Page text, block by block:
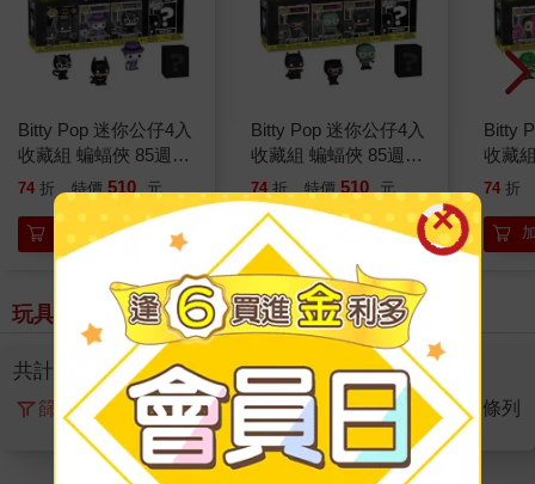
Bitty Pop 迷你公仔4入
收藏組 蝙蝠俠 85週年
附迷你展示盒 公仔 模
型 小丑 貓女
74 折 特價 510 元
加入購物車
Bitty Pop 迷你公仔4入
收藏組 蝙蝠俠 85週年
附迷你展示盒 公仔 模
型 貓女 謎天大聖
74 折 特價 510 元
加入購物車
Bitty
收藏
附迷
74 折
玩具親子 > 全部商品
共計 筆， 頁數 1 /1
篩選 排序 圖片 條列